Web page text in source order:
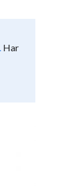
Har